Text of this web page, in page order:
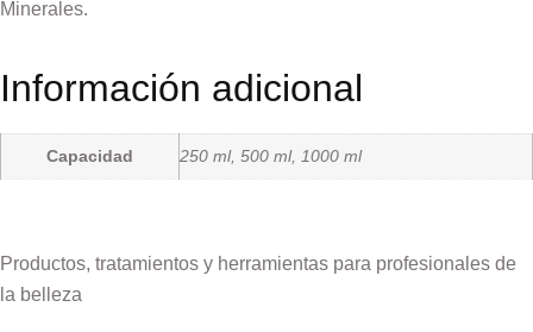
Minerales.
Información adicional
Capacidad 250 ml, 500 ml, 1000 ml
Productos, tratamientos y herramientas para profesionales de
la belleza